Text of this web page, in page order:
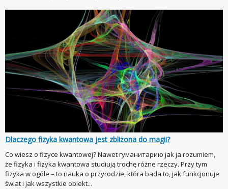
Dlaczego fizyka kwantowa jest zbliżona do magii?
Co wiesz o fizyce kwantowej? Nawet гуманитарию jak ja rozumiem,
że fizyka i fizyka kwantowa studiują trochę różne rzeczy. Przy tym
fizyka w ogóle – to nauka o przyrodzie, która bada to, jak funkcjonuje
świat i jak wszystkie obiekt...